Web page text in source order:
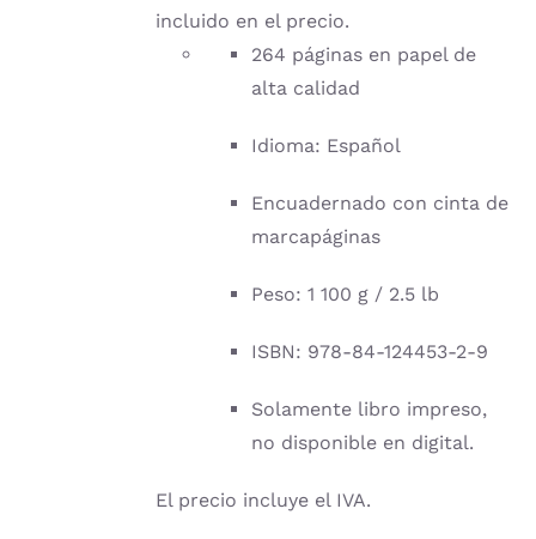
incluido en el precio.
264 páginas en papel de
alta calidad
Idioma: Español
Encuadernado con cinta de
marcapáginas
Peso: 1 100 g / 2.5 lb
ISBN: 978-84-124453-2-9
Solamente libro impreso,
no disponible en digital.
El precio incluye el IVA.